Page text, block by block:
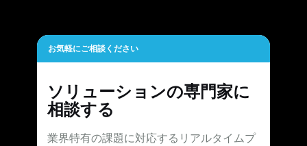
お気軽にご相談ください
ソリューションの専門家に
相談する
業界特有の課題に対応するリアルタイムプ